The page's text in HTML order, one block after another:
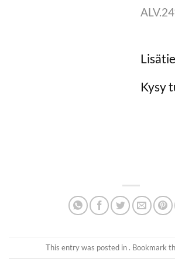
Kysy
This entry was posted in . Bookmark